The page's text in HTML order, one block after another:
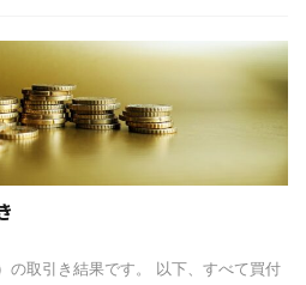
の取引き結果です。 以下、すべて買付